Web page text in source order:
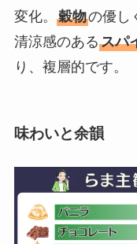
変化。 穀物の優し
清涼感のあるスパ
り、複層的です。
味わいと余韻